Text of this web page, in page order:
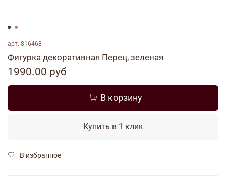
арт. 816468
Фигурка декоративная Перец, зеленая
1990.00 руб
В корзину
Купить в 1 клик
В избранное